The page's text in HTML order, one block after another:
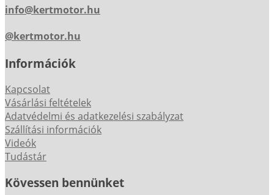
info@kertmotor.hu
@kertmotor.hu
Információk
Kapcsolat
Vásárlási feltételek
Adatvédelmi és adatkezelési szabályzat
Szállítási információk
Videók
Tudástár
Kövessen bennünket